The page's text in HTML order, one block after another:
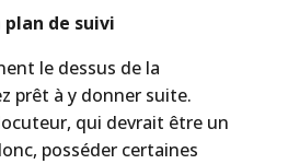
plan de suivi
le dessus de la
prêt à y donner suite.
qui devrait être un
posséder certaines